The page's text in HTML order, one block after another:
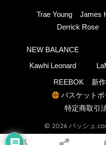
Trae Young James
Derrick Rose
NEW BALANCE
Kawhi Leonard
REEBOK 新
バスケット
特定商取引
© 2026 バッシュ